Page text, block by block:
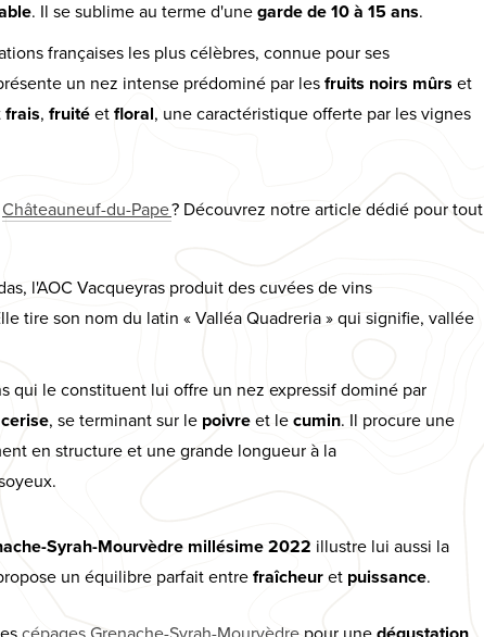
. Il se sublime au terme d'une garde de 10 à 15 ans.
françaises les plus célèbres, connue pour ses
un nez intense prédominé par lesfruits noirs mûrs et
frais, fruité et floral, une caractéristique offerte par les vignes
Châteauneuf-du-Pape? Découvrez notre article dédié pour tout
l'AOC Vacqueyras produit des cuvées de vins
tire son nom du latin « Valléa Quadreria » qui signifie, vallée
qui le constituent lui offre un nez expressif dominé par
cerise, se terminant sur le poivre et le cumin. Il procure une
en structure et une grande longueur à la
Syrah-Mourvèdre millésime 2022 illustre lui aussi la
un équilibre parfait entre fraîcheur et puissance.